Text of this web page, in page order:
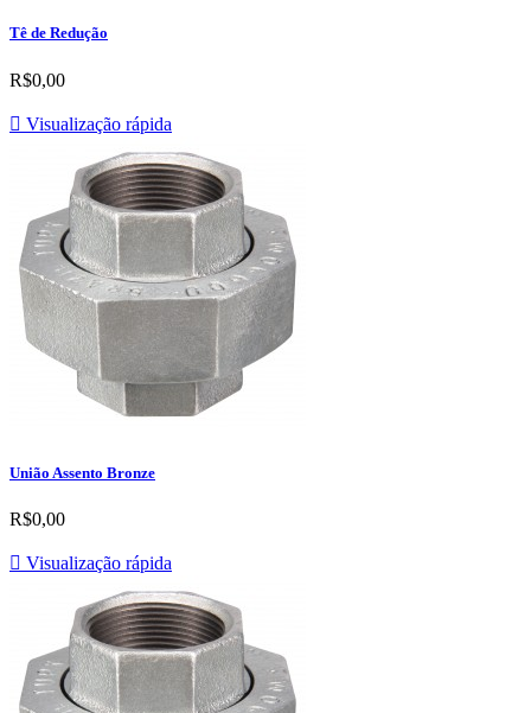
Tê de Redução
R$0,00
 Visualização rápida
União Assento Bronze
R$0,00
 Visualização rápida